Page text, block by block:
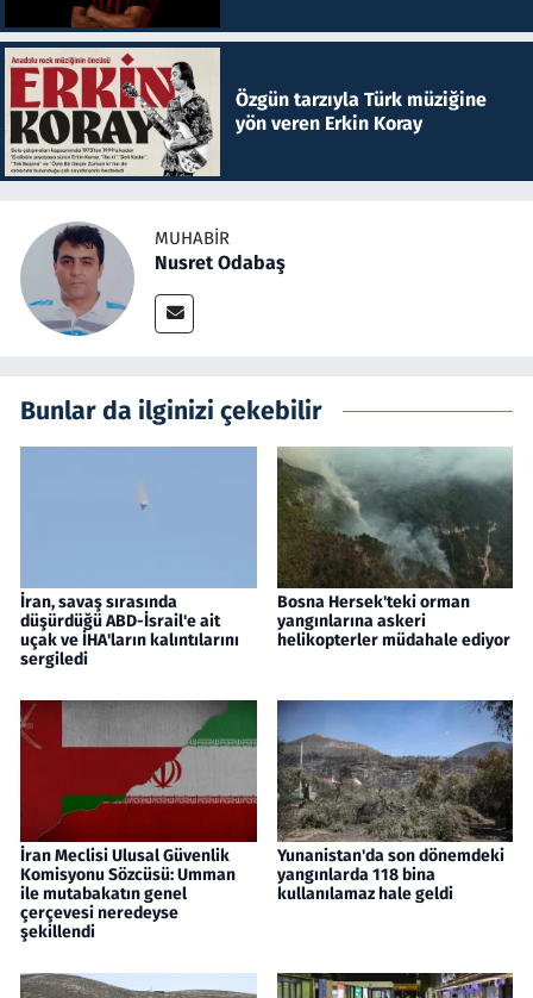
Özgün tarzıyla Türk müziğine
yön veren Erkin Koray
MUHABIR
Nusret Odabaş
Bunlar da ilginizi çekebilir
İran, savaş sırasında
düşürdüğü ABD-İsrail'e ait
uçak ve İHA'ların kalıntılarını
sergiledi
Bosna Hersek'teki orman
yangınlarına askeri
helikopterler müdahale ediyor
İran Meclisi Ulusal Güvenlik
Komisyonu Sözcüsü: Umman
ile mutabakatın genel
çerçevesi neredeyse
şekillendi
Yunanistan'da son dönemdeki
yangınlarda 118 bina
kullanılamaz hale geldi